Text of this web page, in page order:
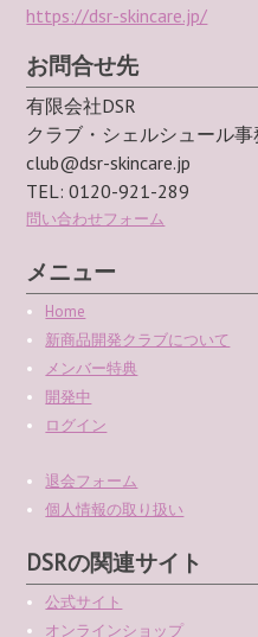
https://dsr-skincare.jp/
お問合せ先
有限会社DSR
クラブ・シェルシュール事
club@dsr-skincare.jp
TEL: 0120-921-289
問い合わせフォーム
メニュー
Home
新商品開発クラブについて
メンバー特典
開発中
ログイン
退会フォーム
個人情報の取り扱い
DSRの関連サイト
公式サイト
オンラインショップ